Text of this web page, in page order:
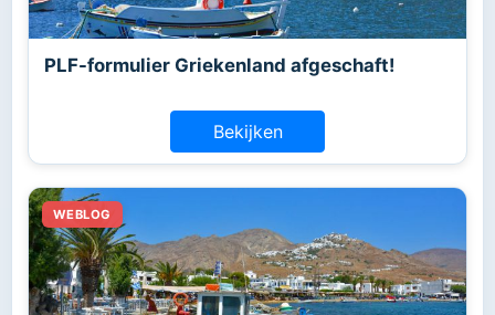
PLF-formulier Griekenland afgeschaft!
Bekijken